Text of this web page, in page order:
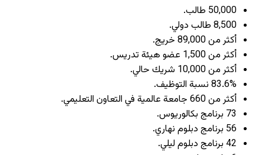
50,000 طالب.
8,500 طالب دولي.
أكثر من 89,000 خريج.
أكثر من 1,500 عضو هيئة تدريس.
أكثر من 10,000 شريك حالي.
83.6% نسبة التوظيف.
أكثر من 660 جامعة عالمية في التعاون التعليمي.
73 برنامج بكالوريوس.
56 برنامج دبلوم نهاري.
42 برنامج دبلوم ليلي.